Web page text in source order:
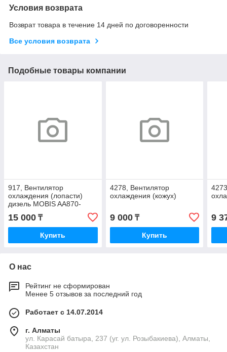
Условия возврата
Возврат товара в течение 14 дней по договоренности
Все условия возврата
Подобные товары компании
917, Вентилятор
охлаждения (лопасти)
дизель MOBIS AA870-
15 000 ₸
Купить
4278, Вентилятор
охлаждения (кожух)
9 000₸
Купить
9
О нас
Рейтинг не сформирован
Менее 5 отзывов за последний год
Работает с 14.07.2014
г. Алматы
ул. Карасай батыра, 237 (уг. ул. Розыбакиева), Алматы,
Казахстан